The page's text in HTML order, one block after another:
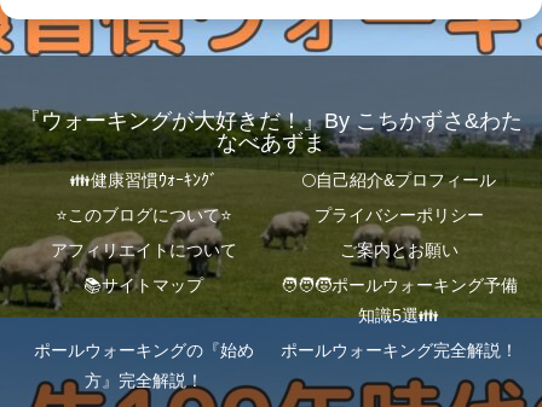
『ウォーキングが大好きだ！』By こちかずさ&わた
なべあずま
👪健康習慣ｳｫｰｷﾝｸﾞ
🌕自己紹介&プロフィール
⭐️このブログについて⭐️
プライバシーポリシー
アフィリエイトについて
ご案内とお願い
📚サイトマップ
🧑‍🧑‍🧒ポールウォーキング予備
知識5選👪
ポールウォーキングの『始め
方』完全解説！
ポールウォーキング完全解説！